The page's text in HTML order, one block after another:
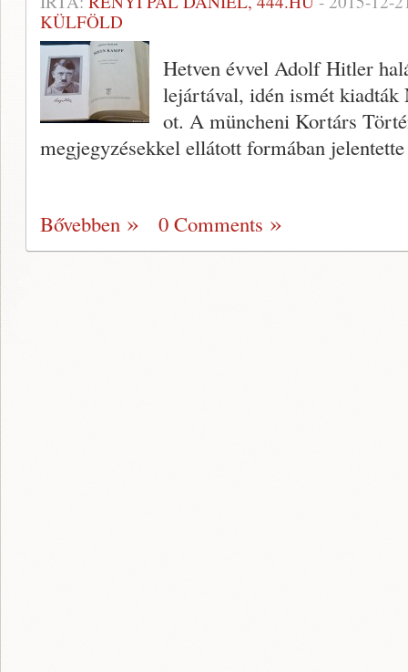
KÜLFÖLD
Hetven évvel Adolf Hitler
lejártával, idén ismét
ot. A müncheni Kortárs
megjegyzésekkel ellátott formában
Bővebben 0 Comments